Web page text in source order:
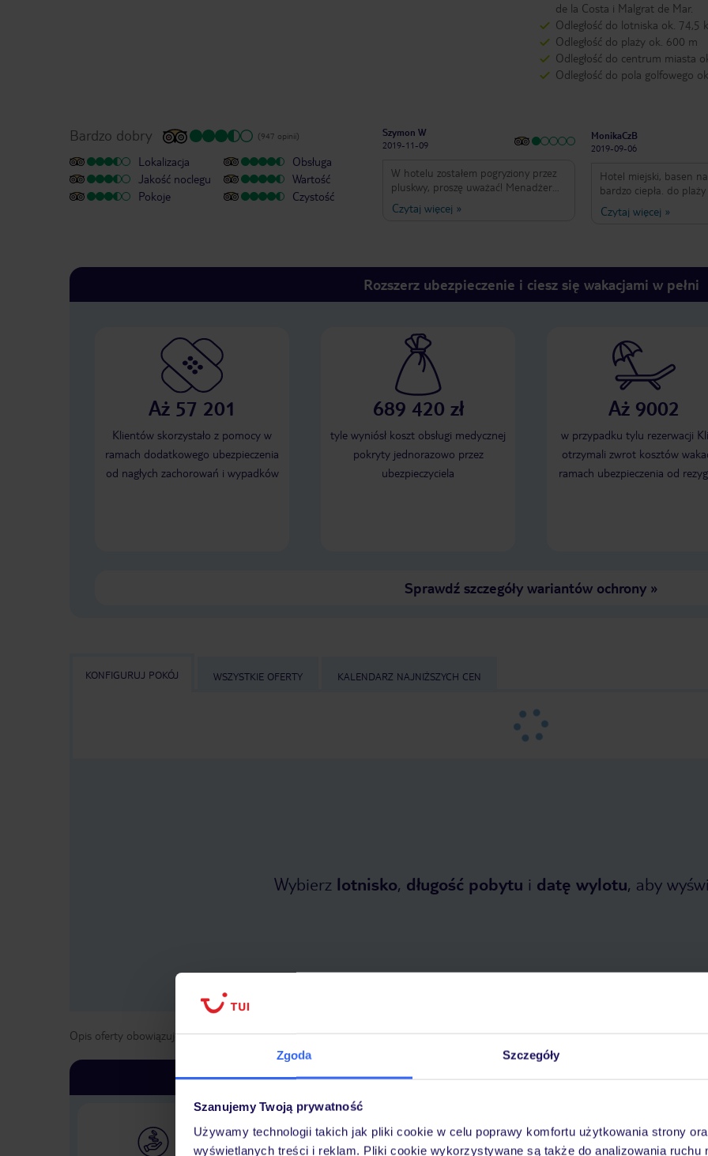
Zgoda Szczegóły
Szanujemy Twoją prywatność
Używamy technologii takich jak pliki cookie w celu poprawy komfortu użytkowania strony
wyświetlanych treści i reklam. Pliki cookie wykorzystywane są także do analizowania ruchu
de la Costa i Malgrat de Mar.
Odległość do lotniska ok. 74,5
Odległość do plaży ok. 600 m
Odległość do centrum miasta
Odległość do pola golfowego
Bardzo dobry (947 opinii)
Lokalizacja
Jakość noclegu
Pokoje
Obsługa
Wartość
Czystość
Szymon W
2019-11-09
W hotelu zostałem pogryziony przez
pluskwy, proszę uważać! Menadżer
hotelu chamski i arogancki, jedynie
traktuje się tam dobrze gości z Anglii,
Czytaj więcej »
MonikaCzB
2019-09-06
Hotel miejski, basen
bardzo ciepła. do
ok15-20 min. Plaża nie
piaszczysta, drobne kamyczki, dzięki
niezbyt duże, ale w
wystarczą.
śniadania monotonne,
samo. WiFi płatne 1
jedno urządzenie.
Ogólnie polecam
Czytaj więcej »
Rozszerz ubezpieczenie i ciesz się wakacjami w pełni
Aż 57 201
Klientów skorzystało z pomocy w
ramach dodatkowego ubezpieczenia
od nagłych zachorowań i wypadków
689 420 zł
tyle wyniósł koszt obsługi medycznej
pokryty jednorazowo przez
ubezpieczyciela
Aż 9002
w przypadku tylu rezerwacji
otrzymali zwrot kosztów
ramach ubezpieczenia od
Sprawdź szczegóły wariantów ochrony»
KONFIGURUJ POKÓJ WSZYSTKIE OFERTY KALENDARZ NAJNIŻSZYCH CEN
Wybierz lotnisko, długość pobytu i datę wylotu, aby
Opis oferty obowiązuje dla wyjazdów w terminie od 1 kwietnia 2026do31 października 2026
Dlaczego warto wybrać TUI?